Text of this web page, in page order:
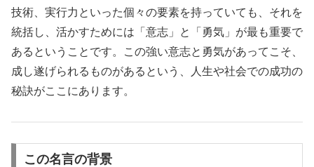
技術、実行力といった個々の要素を持っていても、それを
統括し、活かすためには「意志」と「勇気」が最も重要で
あるということです。この強い意志と勇気があってこそ、
成し遂げられるものがあるという、人生や社会での成功の
秘訣がここにあります。
この名言の背景